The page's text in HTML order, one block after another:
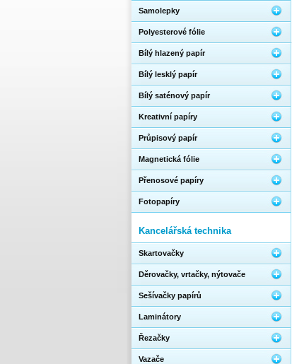
Samolepky
Polyesterové fólie
Bílý hlazený papír
Bílý lesklý papír
Bílý saténový papír
Kreativní papíry
Průpisový papír
Magnetická fólie
Přenosové papíry
Fotopapíry
Kancelářská technika
Skartovačky
Děrovačky, vrtačky, nýtovače
Sešívačky papírů
Laminátory
Řezačky
Vazače